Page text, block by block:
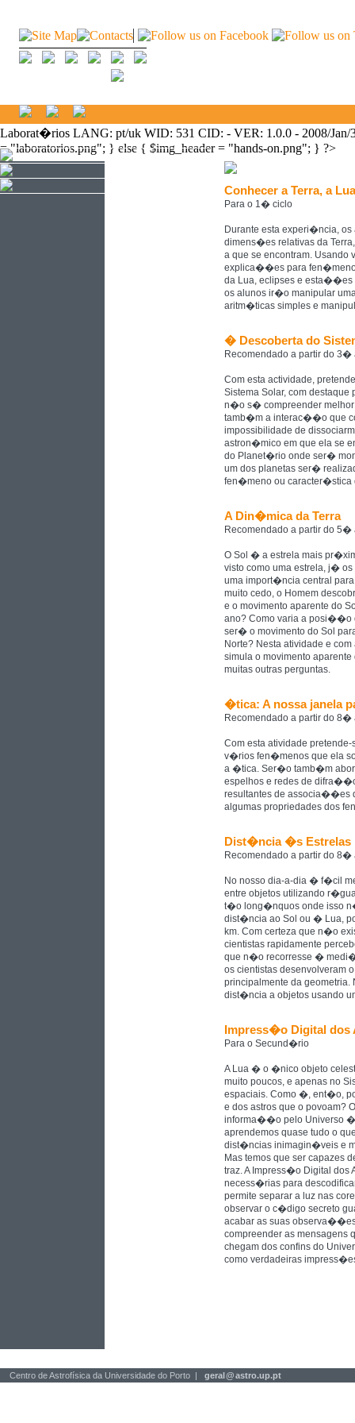
Laborat�rios LANG: pt/uk WID: 531 CID: - VER: 1.0.0 -
= "laboratorios.png"; } else { $img_header = "hands-on.png"; } ?>
Conhecer a Terra, a
Para o 1� ciclo
Durante esta experi�ncia,
dimens�es relativas da
a que se encontram. Usando
explica��es para
da Lua, eclipses e
os alunos ir�o manipular
aritm�ticas simples e
� Descoberta do
Recomendado a partir do 3�
Com esta actividade,
Sistema Solar, com destaque
n�o s� compreender melhor
tamb�m a interac��o que
impossibilidade de
astron�mico em que ela se
do Planet�rio onde ser�
um dos planetas ser�
fen�meno ou caracter�stica
A Din�mica da Terra
Recomendado a partir do 5�
O Sol � a estrela mais
visto como uma estrela, j�
uma import�ncia central
muito cedo, o Homem
e o movimento aparente do
ano? Como varia a posi��o
ser� o movimento do Sol
Norte? Nesta atividade e
simula o movimento
muitas outras perguntas.
�tica: A nossa janela
Recomendado a partir do 8�
Com esta atividade
v�rios fen�menos que ela
a �tica. Ser�o tamb�m
espelhos e redes de
resultantes de associa��es
algumas propriedades dos
Dist�ncia �s Estrelas
Recomendado a partir do 8�
No nosso dia-a-dia � f�cil
entre objetos utilizando
t�o long�nquos onde isso
dist�ncia ao Sol ou � Lua,
km. Com certeza que n�o
cientistas rapidamente
que n�o recorresse �
os cientistas desenvolveram
principalmente da
dist�ncia a objetos usando
Impress�o Digital dos
Para o Secund�rio
A Lua � o �nico objeto
muito poucos, e apenas no
espaciais. Como �, ent�o,
e dos astros que o povoam?
informa��o pelo Universo
aprendemos quase tudo o
dist�ncias inimagin�veis e
Mas temos que ser capazes
traz. A Impress�o Digital dos
necess�rias para
permite separar a luz nas
observar o c�digo secreto
acabar as suas
compreender as mensagens
chegam dos confins do
como verdadeiras
Centro de Astrofísica da Universidade do Porto | geral@astro.up.pt